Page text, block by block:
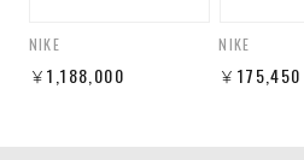
NIKE
￥1,188,000
NIKE
￥175,450